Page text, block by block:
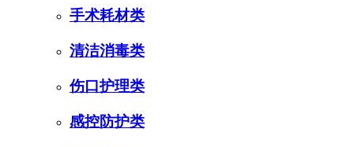
手术耗材类
清洁消毒类
伤口护理类
感控防护类